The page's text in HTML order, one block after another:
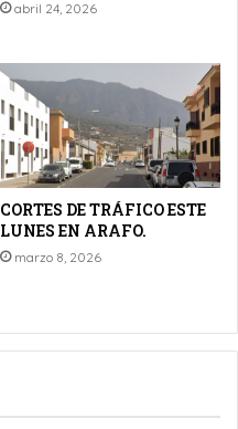
abril 24, 2026
CORTES DE TRÁFICO ESTE
LUNES EN ARAFO.
marzo 8, 2026